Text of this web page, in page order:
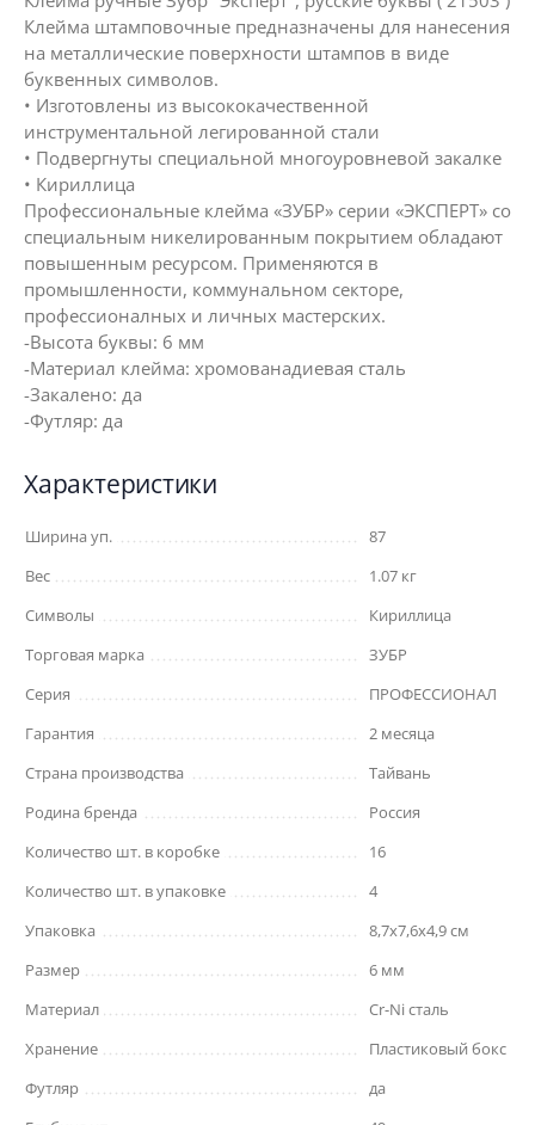
Клейма штамповочные предназначены для нанесения
на металлические поверхности штампов в виде
буквенных символов.
• Изготовлены из высококачественной
инструментальной легированной стали
• Подвергнуты специальной многоуровневой закалке
• Кириллица
Профессиональные клейма «ЗУБР» серии «ЭКСПЕРТ» со
специальным никелированным покрытием обладают
повышенным ресурсом. Применяются в
промышленности, коммунальном секторе,
профессионалных и личных мастерских.
-Высота буквы: 6 мм
-Материал клейма: хромованадиевая сталь
-Закалено: да
-Футляр: да
Характеристики
Ширина уп.
87
Вес
1.07 кг
Символы
Кириллица
Торговая марка
ЗУБР
Серия
ПРОФЕССИОНАЛ
Гарантия
2 месяца
Страна производства
Тайвань
Родина бренда
Россия
Количество шт. в коробке
16
Количество шт. в упаковке
4
Упаковка
8,7x7,6x4,9 см
Размер
6 мм
Материал
Cr-Ni сталь
Хранение
Пластиковый бокс
Футляр
да